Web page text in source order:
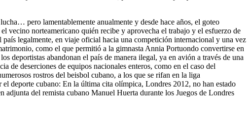
pero lamentablemente anualmente y desde hace años, el goteo
vecino norteamericano quién recibe y aprovecha el trabajo y el esfuerzo de
país legalmente, en viaje oficial hacia una competición internacional y una vez
como el que permitió a la gimnasta Annia Portuondo convertirse en
deportistas abandonan el país de manera ilegal, ya en avión a través de una
de deserciones de equipos nacionales enteros, como en el caso del
rostros del beisbol cubano, a los que se rifan en la liga
deporte cubano: En la última cita olímpica, Londres 2012, no han estado
del remista cubano Manuel Huerta durante los Juegos de Londres